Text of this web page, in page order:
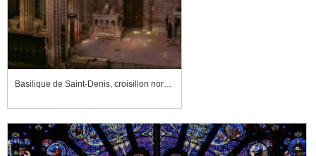
Basilique de Saint-Denis, croisillon nord du transept, vu de la galerie de la rose du croisillon sud du transept